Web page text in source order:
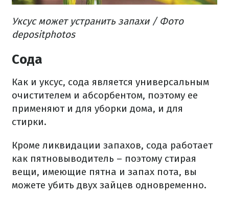
Уксус может устранить запахи / Фото
depositphotos
Сода
Как и уксус, сода является универсальным
очистителем и абсорбентом, поэтому ее
применяют и для уборки дома, и для
стирки.
Кроме ликвидации запахов, сода работает
как пятновыводитель – поэтому стирая
вещи, имеющие пятна и запах пота, вы
можете убить двух зайцев одновременно.